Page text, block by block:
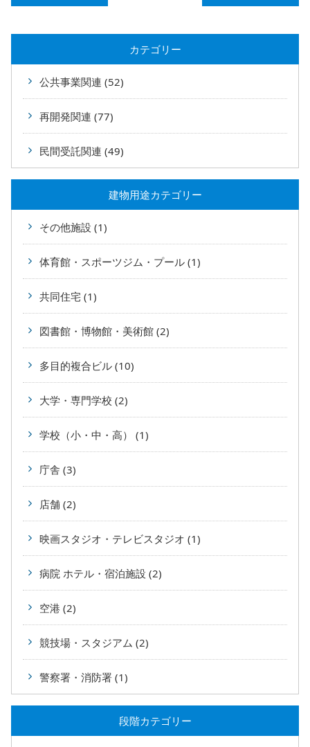
カテゴリー
公共事業関連 (52)
再開発関連 (77)
民間受託関連 (49)
建物用途カテゴリー
その他施設 (1)
体育館・スポーツジム・プール (1)
共同住宅 (1)
図書館・博物館・美術館 (2)
多目的複合ビル (10)
大学・専門学校 (2)
学校（小・中・高） (1)
庁舎 (3)
店舗 (2)
映画スタジオ・テレビスタジオ (1)
病院 ホテル・宿泊施設 (2)
空港 (2)
競技場・スタジアム (2)
警察署・消防署 (1)
段階カテゴリー